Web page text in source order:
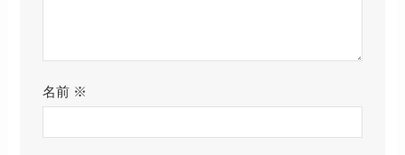
名前 ※